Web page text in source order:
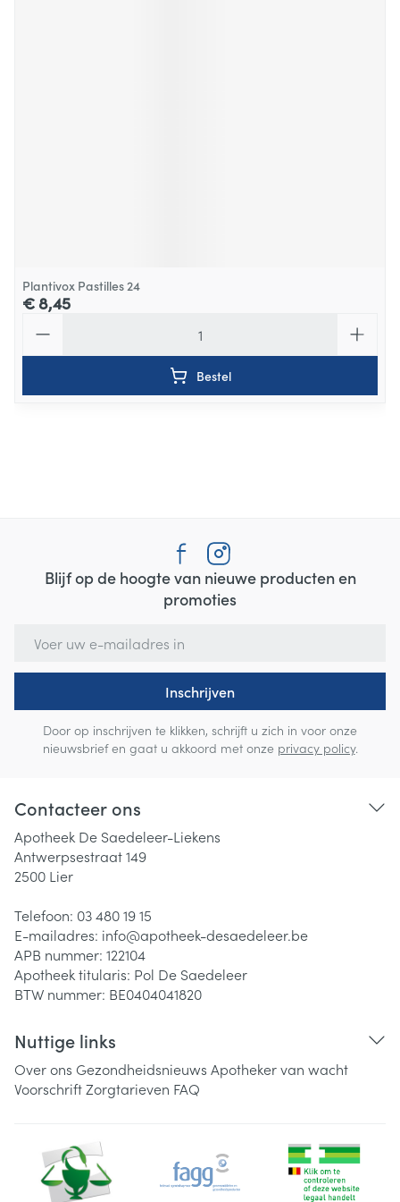
Plantivox Pastilles 24
€ 8,45
Bestel
Blijf op de hoogte van nieuwe producten en
promoties
Inschrijven
Door op inschrijven te klikken, schrijft u zich in voor onze
nieuwsbrief en gaat u akkoord met onze privacy policy.
Contacteer ons
Apotheek De Saedeleer-Liekens
Antwerpsestraat 149
2500 Lier
Telefoon: 03 480 19 15
E-mailadres: info@apotheek-desaedeleer.be
APB nummer: 122104
Apotheek titularis: Pol De Saedeleer
BTW nummer: BE0404041820
Nuttige links
Over ons Gezondheidsnieuws Apotheker van wacht
VoorschriftZorgtarieven FAQ